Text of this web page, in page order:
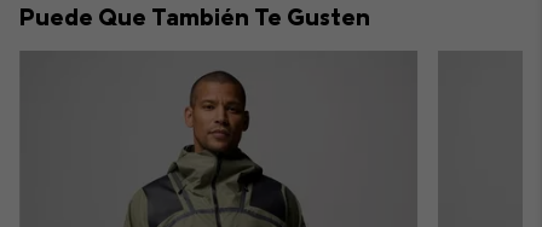
Puede Que También Te Gusten